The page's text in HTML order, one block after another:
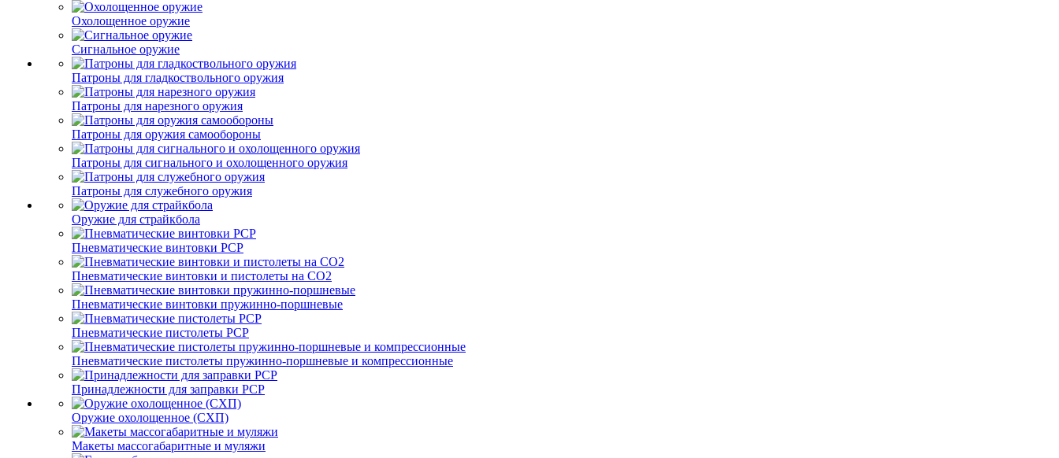
Охолощенное оружие
Сигнальное оружие
Патроны для гладкоствольного оружия
Патроны для нарезного оружия
Патроны для оружия самообороны
Патроны для сигнального и охолощенного оружия
Патроны для служебного оружия
Оружие для страйкбола
Пневматические винтовки PCP
Пневматические винтовки и пистолеты на CO2
Пневматические винтовки пружинно-поршневые
Пневматические пистолеты PCP
Пневматические пистолеты пружинно-поршневые и компрессионные
Принадлежности для заправки PCP
Оружие охолощенное (СХП)
Макеты массогабаритные и муляжи